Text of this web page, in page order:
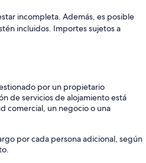
incompleta. Además, es posible
incluidos. Importes sujetos a
por un propietario
de servicios de alojamiento está
comercial, un negocio o una
por cada persona adicional, según